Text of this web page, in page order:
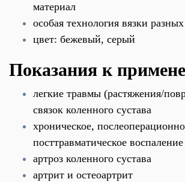
материал
особая технология вязки
цвет: бежевый, серый
Показания к
легкие травмы (растяжения/
связок коленного сустава
хроническое,
посттравматическое
артроз коленного сустава
артрит и остеоартрит